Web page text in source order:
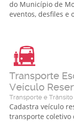
do Município de
eventos, desfiles e
Transporte
Veículo
Transporte e Trânsito
Cadastra veículo
transporte coletivo